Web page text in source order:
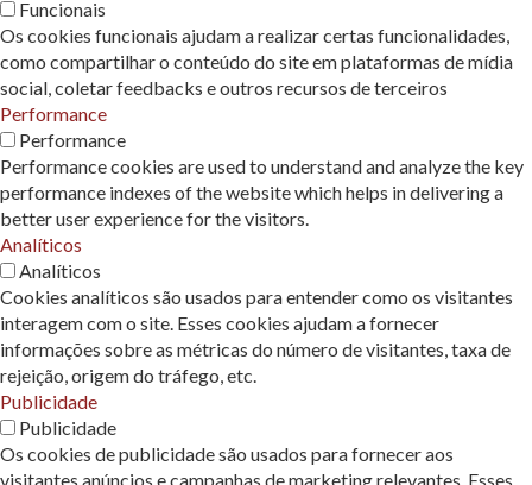
Funcionais
Os cookies funcionais ajudam a realizar certas funcionalidades,
como compartilhar o conteúdo do site em plataformas de mídia
social, coletar feedbacks e outros recursos de terceiros
Performance
Performance
Performance cookies are used to understand and analyze the key
performance indexes of the website which helps in delivering a
better user experience for the visitors.
Analíticos
Analíticos
Cookies analíticos são usados ​​para entender como os visitantes
interagem com o site. Esses cookies ajudam a fornecer
informações sobre as métricas do número de visitantes, taxa de
rejeição, origem do tráfego, etc.
Publicidade
Publicidade
Os cookies de publicidade são usados ​​para fornecer aos
visitantes anúncios e campanhas de marketing relevantes. Esses